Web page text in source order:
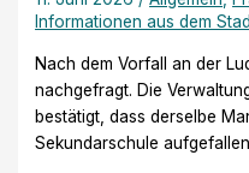
Informationen aus dem
Nach dem Vorfall an der
nachgefragt. Die
bestätigt, dass derselbe
Sekundarschule